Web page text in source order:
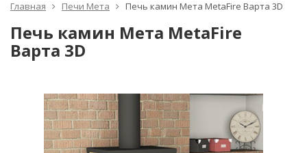
Главная Печи Мета Печь камин Мета MetaFire Варта 3D
Печь камин Мета MetaFire
Варта 3D